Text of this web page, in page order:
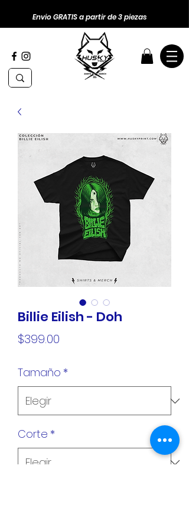
Envio GRATIS a partir de 3 piezas
Billie Eilish - Doh
$399.00
Tamaño *
Corte *